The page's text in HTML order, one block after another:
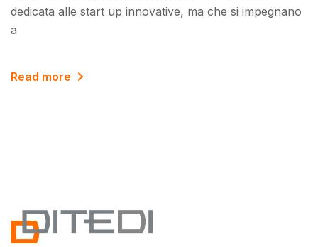
dedicata alle start up innovative, ma che si impegnano
a
Read more